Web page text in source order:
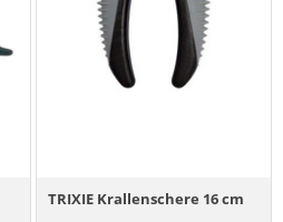
TRIXIE Krallenschere 16 cm